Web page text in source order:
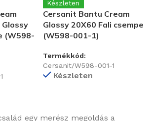
(W598-
Készleten
Cersanit Bantu Cream
Glossy 20X60 Fali csempe
(W598-001-1)
Termékkód:
Cersanit/W598-001-1
Készleten
egy merész megoldás a